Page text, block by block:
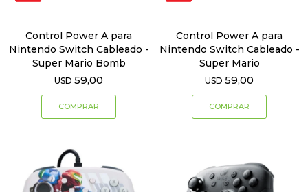
Control Power A para
Nintendo Switch Cableado -
Super Mario Bomb
USD 59,00
Control Power A para
Nintendo Switch Cableado -
Super Mario
USD 59,00